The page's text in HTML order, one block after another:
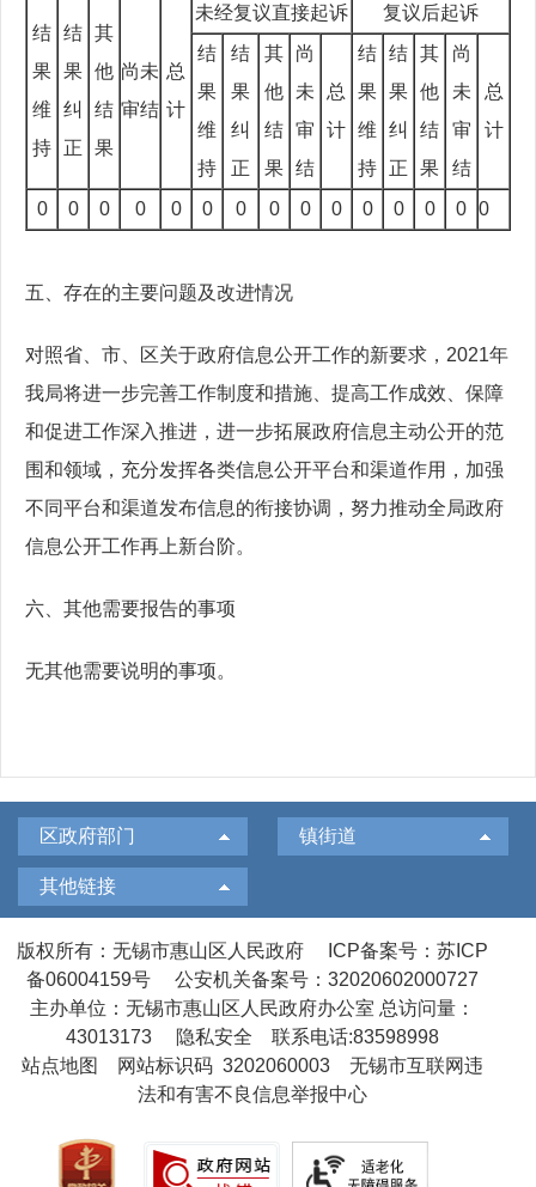
结
果
维
持
结
果
纠
正
其
他
结
果
尚未
审结
总
计
未经复议直接起诉
复议后起诉
结
果
维
持
结
果
纠
正
其
他
结
果
尚
未
审
结
总
计
结
果
维
持
结
果
纠
正
其
他
结
果
尚
未
审
结
总
计
0 0 0 0 0 0 0 0 0 0 0 0 0 0 0
五、存在的主要问题及改进情况
对照省、市、区关于政府信息公开工作的新要求，2021年
我局将进一步完善工作制度和措施、提高工作成效、保障
和促进工作深入推进，进一步拓展政府信息主动公开的范
围和领域，充分发挥各类信息公开平台和渠道作用，加强
不同平台和渠道发布信息的衔接协调，努力推动全局政府
信息公开工作再上新台阶。
六、其他需要报告的事项
无其他需要说明的事项。
区政府部门 镇街道
其他链接
版权所有：无锡市惠山区人民政府
ICP备案号：苏ICP
备06004159号
公安机关备案号：32020602000727
主办单位：无锡市惠山区人民政府办公室 总访问量：
43013173
隐私安全
联系电话:83598998
站点地图
网站标识码 3202060003
无锡市互联网违
法和有害不良信息举报中心